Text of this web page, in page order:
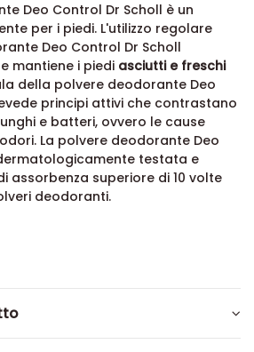
Deo Control Dr Scholl è un
per i piedi. L'utilizzo regolare
Deo Control Dr Scholl
mantiene i piedi asciutti e freschi
della polvere deodorante Deo
principi attivi che contrastano
e batteri, ovvero le cause
La polvere deodorante Deo
testata e
assorbenza superiore di 10 volte
deodoranti.